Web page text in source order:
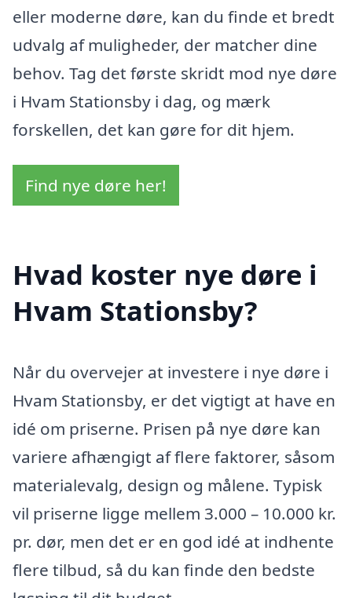
eller moderne døre, kan du finde et bredt
udvalg af muligheder, der matcher dine
behov. Tag det første skridt mod nye døre
i Hvam Stationsby i dag, og mærk
forskellen, det kan gøre for dit hjem.
Find nye døre her!
Hvad koster nye døre i
Hvam Stationsby?
Når du overvejer at investere i nye døre i
Hvam Stationsby, er det vigtigt at have en
idé om priserne. Prisen på nye døre kan
variere afhængigt af flere faktorer, såsom
materialevalg, design og målene. Typisk
vil priserne ligge mellem 3.000 – 10.000 kr.
pr. dør, men det er en god idé at indhente
flere tilbud, så du kan finde den bedste